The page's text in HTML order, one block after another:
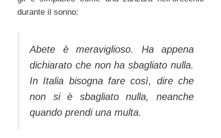
durante il sonno:
Abete è meraviglioso. Ha appena
dichiarato che non ha sbagliato nulla.
In Italia bisogna fare così, dire che
non si è sbagliato nulla, neanche
quando prendi una multa.